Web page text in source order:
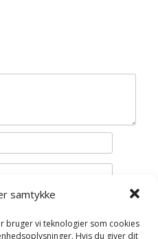
samtykke
bruger vi teknologier som cookies
Hvis du giver dit
i denne browser til